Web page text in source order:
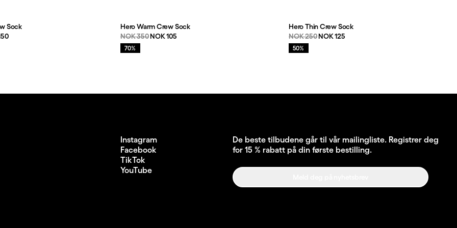
Sock
Hero Warm Crew Sock
Originalpris:
NOK 350Salgspris
NOK 105
Salg
70%
Hero Thin Crew Sock
Originalpris:
NOK 250Salgspris
NOK 125
Salg
50%
Instagram
Facebook
TikTok
YouTube
De beste tilbudene går til vår mailingliste. Registrer deg
for 15 % rabatt på din første bestilling.